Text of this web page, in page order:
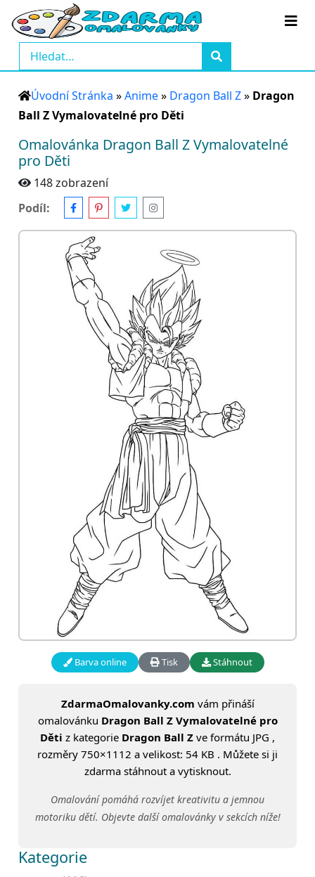
Úvodní Stránka »Anime» Dragon Ball Z» Dragon
Ball Z Vymalovatelné pro Děti
Omalovánka Dragon Ball Z Vymalovatelné
pro Děti
148 zobrazení
Podíl:
Barva online Tisk Stáhnout
ZdarmaOmalovanky.com vám přináší
omalovánku Dragon Ball Z Vymalovatelné pro
Děti z kategorie Dragon Ball Z ve formátu JPG ,
rozměry 750×1112 a velikost: 54 KB . Můžete si ji
zdarma stáhnout a vytisknout.
Omalování pomáhá rozvíjet kreativitu a jemnou
motoriku dětí. Objevte další omalovánky v sekcích níže!
Kategorie